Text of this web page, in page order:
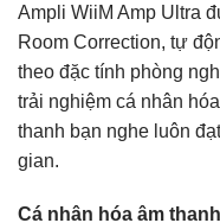
Ampli WiiM Amp Ultra
Room Correction, tự
theo đặc tính phòng
trải nghiệm cá nhân
thanh bạn nghe luôn
gian.
Cá nhân hóa âm